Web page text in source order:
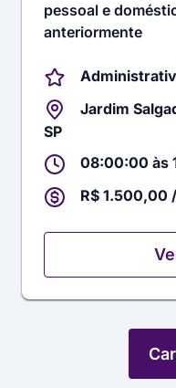
pessoal e
anteriormente
Jardim
SP
08:00:00 às
R$ 1.500,00